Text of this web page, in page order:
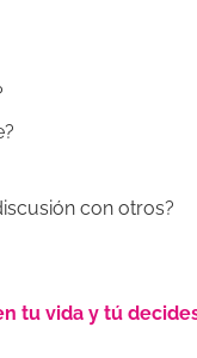
con otros?
tu vida y tú